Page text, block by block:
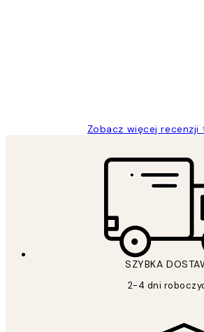
Zobacz więcej recenzji
SZYBKA
2-4 dni